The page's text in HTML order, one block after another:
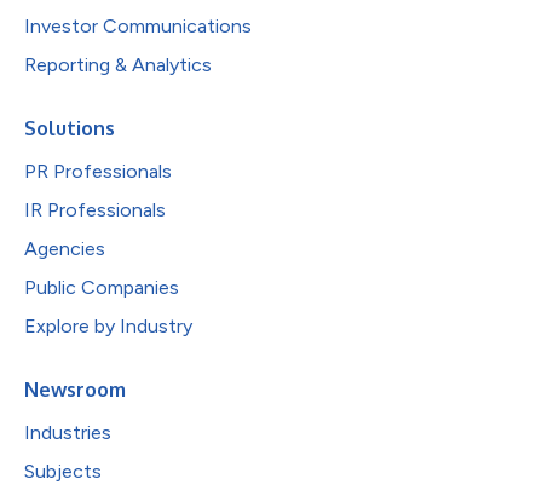
Investor Communications
Reporting & Analytics
Solutions
PR Professionals
IR Professionals
Agencies
Public Companies
Explore by Industry
Newsroom
Industries
Subjects